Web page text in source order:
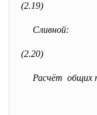
(2.19)
Сливной:
(2.20)
Расчёт общих